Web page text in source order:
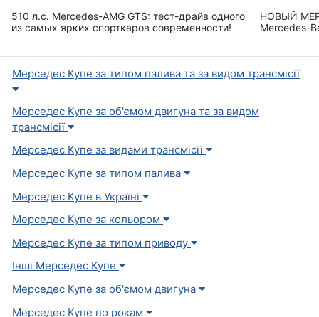
510 л.с. Mercedes-AMG GTS: тест-драйв одного
из самых ярких спорткаров современности!
НОВЫЙ
Mercedes-
Мерседес Купе за типом палива та за видом трансмісії
Мерседес Купе за об'ємом двигуна та за видом
трансмісії
Мерседес Купе за видами трансмісії
Мерседес Купе за типом палива
Мерседес Купе в Україні
Мерседес Купе за кольором
Мерседес Купе за типом приводу
Інші Мерседес Купе
Мерседес Купе за об'ємом двигуна
Мерседес Купе по рокам